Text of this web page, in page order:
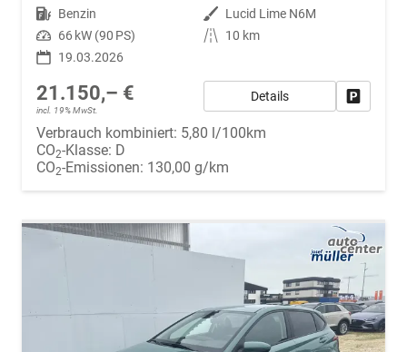
Kraftstoff Benzin Außenfarbe Lucid Lime N6M
Leistung 66 kW (90 PS) Kilometerstand
10 km
19.03.2026
21.150,– €
incl. 19% MwSt.
Details
Verbrauch kombiniert: 5,80 l/100km
CO2-Klasse: D
CO2-Emissionen: 130,00 g/km